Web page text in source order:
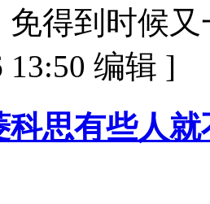
得到时候
13:50 编辑 ]
科思有些人就